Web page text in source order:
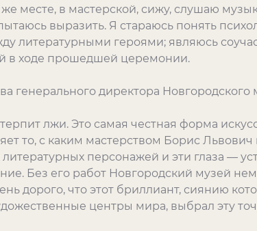
месте, в мастерской, сижу, слушаю
выразить. Я стараюсь понять
литературными героями; являюсь
в ходе прошедшей церемонии.
генерального директора
лжи. Это самая честная форма
то, с каким мастерством Борис
литературных персонажей и эти глаза
Без его работ Новгородский музей
дорого, что этот бриллиант, сиянию
центры мира, выбрал эту